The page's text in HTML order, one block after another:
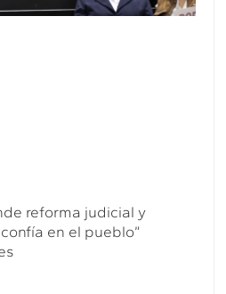
reforma judicial y
en el pueblo”